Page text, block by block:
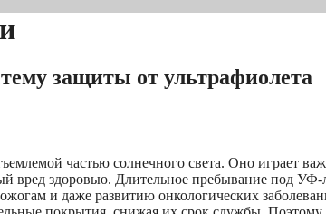
защиты от ультрафиолета
частью солнечного света. Оно играет
вред здоровью. Длительное пребывание под
и даже развитию онкологических